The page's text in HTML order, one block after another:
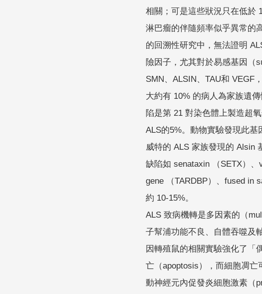
相關；可是這些狀況只在低於
淋巴瘤的伴隨頻率似乎異常的
的回溯性研究中，無法證明
險因子，尤其對於易感基因（
SMN、ALSIN、TAU和 VEGF
大約有 10% 的病人為家族遺
陷是第 21 對染色體上製造超
ALS的5%。動物實驗發現此
威特的 ALS 家族發現的 Alsin
缺陷如 senataxin （SETX）
gene （TARDBP）、fused in
約 10-15%。
ALS 致病機轉是多因素的（
子幫浦功能不良、自體吞噬及
因轉殖鼠的相關實驗強化了「
亡（apoptosis），而細胞凋
動神經元內促發炎細胞激素（